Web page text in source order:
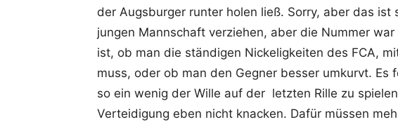
der Augsburger runter holen ließ. Sorry, aber das ist
jungen Mannschaft verziehen, aber die Nummer
ist, ob man die ständigen Nickeligkeiten des FCA,
muss, oder ob man den Gegner besser umkurvt. Es
so ein wenig der Wille auf der letzten Rille zu
Verteidigung eben nicht knacken. Dafür müssen